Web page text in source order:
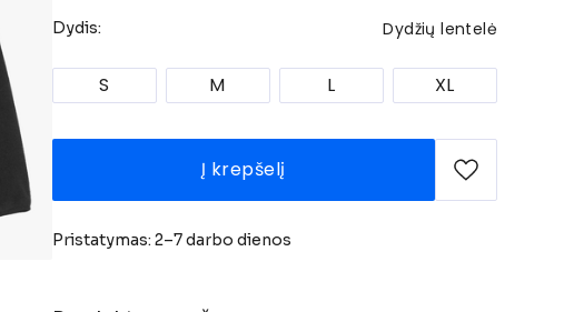
Dydis: Dydžių lentelė
S M L XL
Į krepšelį
Pristatymas: 2–7 darbo dienos